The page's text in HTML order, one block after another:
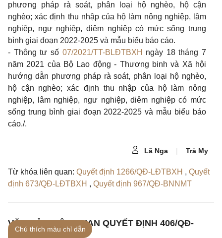
phương pháp rà soát, phân loại hộ nghèo, hộ cận
nghèo; xác định thu nhập của hộ làm nông nghiệp, lâm
nghiệp, ngư nghiệp, diêm nghiệp có mức sống trung
bình giai đoạn 2022-2025 và mẫu biểu báo cáo.
- Thông tư số 07/2021/TT-BLĐTBXH ngày 18 tháng 7
năm 2021 của Bộ Lao động - Thương binh và Xã hội
hướng dẫn phương pháp rà soát, phân loại hộ nghèo,
hộ cận nghèo; xác định thu nhập của hộ làm nông
nghiệp, lâm nghiệp, ngư nghiệp, diêm nghiệp có mức
sống trung bình giai đoạn 2022-2025 và mẫu biểu báo
cáo./.
Lã Nga | Trà My
Từ khóa liên quan: Quyết định 1266/QĐ-LĐTBXH , Quyết
định 673/QĐ-LĐTBXH , Quyết định 967/QĐ-BNNMT
VĂN BẢN LIÊN QUAN QUYẾT ĐỊNH 406/QĐ-
Chú thích màu chỉ dẫn